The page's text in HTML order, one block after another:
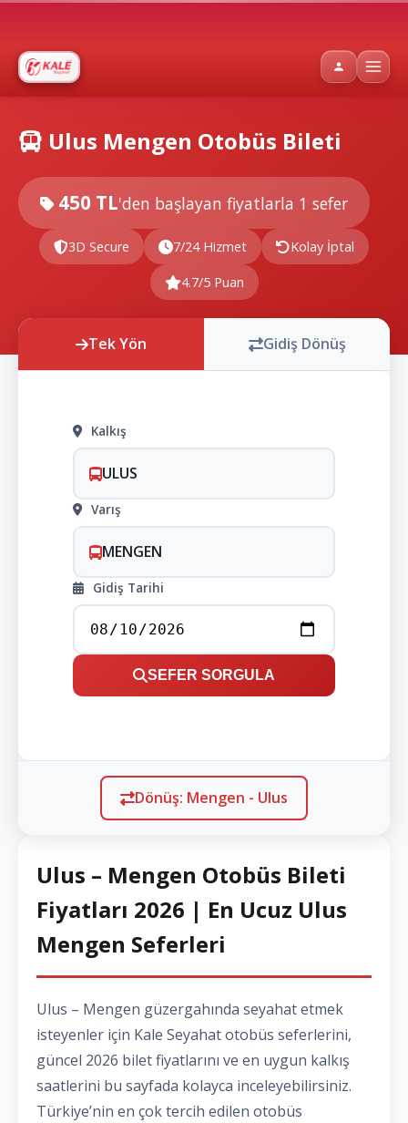
Ulus Mengen Otobüs Bileti
450 TL'den başlayan fiyatlarla 1 sefer
3D Secure 7/24 Hizmet Kolay İptal
4.7/5 Puan
Tek Yön Gidiş Dönüş
Kalkış
ULUS
Varış
MENGEN
Gidiş Tarihi
SEFER SORGULA
Dönüş: Mengen - Ulus
Ulus – Mengen Otobüs Bileti
Fiyatları 2026 | En Ucuz Ulus
Mengen Seferleri
Ulus – Mengen güzergahında seyahat etmek
isteyenler için Kale Seyahat otobüs seferlerini,
güncel 2026 bilet fiyatlarını ve en uygun kalkış
saatlerini bu sayfada kolayca inceleyebilirsiniz.
Türkiye’nin en çok tercih edilen otobüs